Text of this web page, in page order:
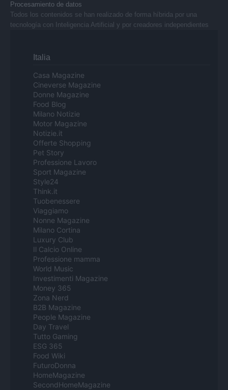
Procesamiento de datos
Todos los contenidos se han realizado de forma híbrida por una
tecnología con Inteligencia Artificial y por creadores independientes
Italia
Casa Magazine
Cineverse Magazine
Donne Magazine
Food Blog
Milano Notizie
Motor Magazine
Notizie.it
Offerte Shopping
Pet Story
Professione Lavoro
Sport Magazine
Style24
Think.it
Tuobenessere
Viaggiamo
Nonne Magazine
Milano Cortina
Luxury Club
Il Calcio Online
Professione mamma
World Music
Investimenti Magazine
Money 365
Zona Nerd
B2B Magazine
People Magazine
Day Travel
Tutto Gaming
ESG 365
Food Wiki
FuturoDonna
HomeMagazine
SecondHomeMagazine